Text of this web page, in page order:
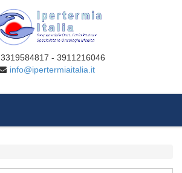
3319584817 - 3911216046
info@ipertermiaitalia.it